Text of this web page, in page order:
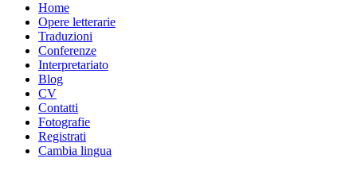
Home
Opere letterarie
Traduzioni
Conferenze
Interpretariato
Blog
CV
Contatti
Fotografie
Registrati
Cambia lingua